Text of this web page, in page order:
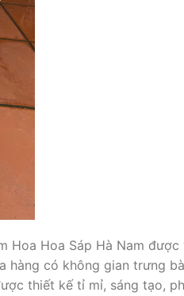
Hoa Hoa Sáp Hà Nam
có không gian trưng
thiết kế tỉ mỉ, sáng tạo,